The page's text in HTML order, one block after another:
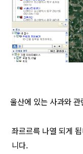
울산에 있는 사과와 관
좌르르륵 나열 되게
니다.